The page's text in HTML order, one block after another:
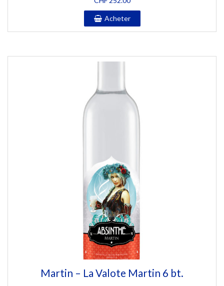
Acheter
Martin – La Valote Martin 6 bt.